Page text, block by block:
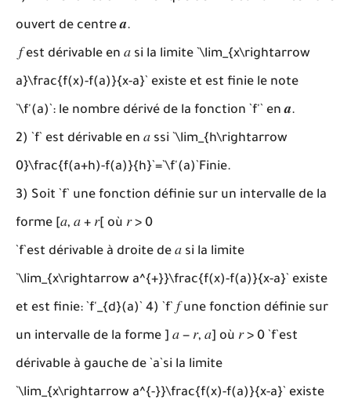
ouvert de centre 𝒂.
𝑓 est dérivable en 𝑎 si la limite `\lim_{x\rightarrow
a}\frac{f(x)-f(a)}{x-a}` existe et est finie le note
`\f'(a)`: le nombre dérivé de la fonction `f'` en 𝒂.
2) `f` est dérivable en 𝑎 ssi `\lim_{h\rightarrow
0}\frac{f(a+h)-f(a)}{h}`=`\f'(a)`Finie.
3) Soit `f` une fonction définie sur un intervalle de la
forme [𝑎, 𝑎 + 𝑟[ où 𝑟 > 0
`f`est dérivable à droite de 𝑎 si la limite
`\lim_{x\rightarrow a^{+}}\frac{f(x)-f(a)}{x-a}` existe
et est finie: `f'_{d}(a)` 4) `f` 𝑓 une fonction définie sur
un intervalle de la forme ] 𝑎 − 𝑟, 𝑎] où 𝑟 > 0 `f`est
dérivable à gauche de `a`si la limite
`\lim_{x\rightarrow a^{-}}\frac{f(x)-f(a)}{x-a}` existe